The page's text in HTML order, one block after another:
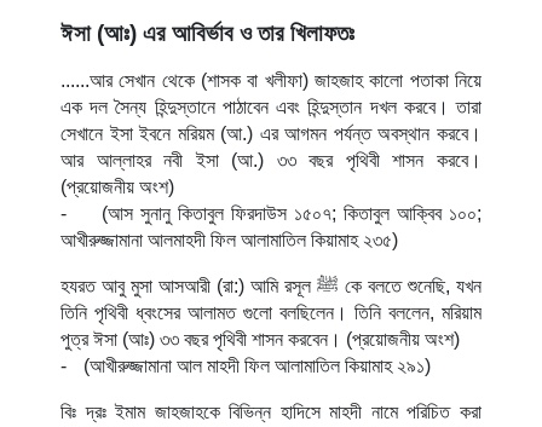
ঈসা (আঃ) এর আবির্ভাব ও তার খিলাফতঃ
......আর সেখান থেকে (শাসক বা খলীফা) জাহজাহ কালো পতাকা নিয়ে
এক দল সৈন্য হিন্দুস্তানে পাঠাবেন এবং হিন্দুস্তান দখল করবে। তারা
সেখানে ইসা ইবনে মরিয়ম (আ.) এর আগমন পর্যন্ত অবস্থান করবে।
আর আল্লাহর নবী ইসা (আ.) ৩৩ বছর পৃথিবী শাসন করবে।
(প্রয়োজনীয় অংশ)
-
(আস সুনানু কিতাবুল ফিরদাউস ১৫০৭; কিতাবুল আক্বিব ১০০;
আখীরুজ্জামানা আলমাহদী ফিল আলামাতিল কিয়ামাহ ২৩৫)
হযরত আবু মুসা আসআরী (রা:) আমি রসূল ﷺ কে বলতে শুনেছি, যখন
তিনি পৃথিবী ধ্বংসের আলামত গুলো বলছিলেন। তিনি বললেন, মরিয়াম
পুত্র ঈসা (আঃ) ৩৩ বছর পৃথিবী শাসন করবেন। (প্রয়োজনীয় অংশ)
-
(আখীরুজ্জামানা আল মাহদী ফিল আলামাতিল কিয়ামাহ ২৯১)
বিঃ দ্রঃ ইমাম জাহজাহকে বিভিন্ন হাদিসে মাহদী নামে পরিচিত করা